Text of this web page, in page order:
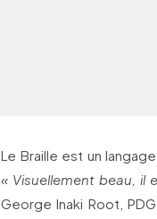
Le Braille est un
« Visuellement beau, il
George Inaki Root,